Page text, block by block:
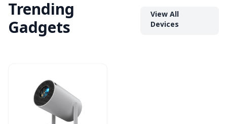
Trending
Gadgets
View All
Devices